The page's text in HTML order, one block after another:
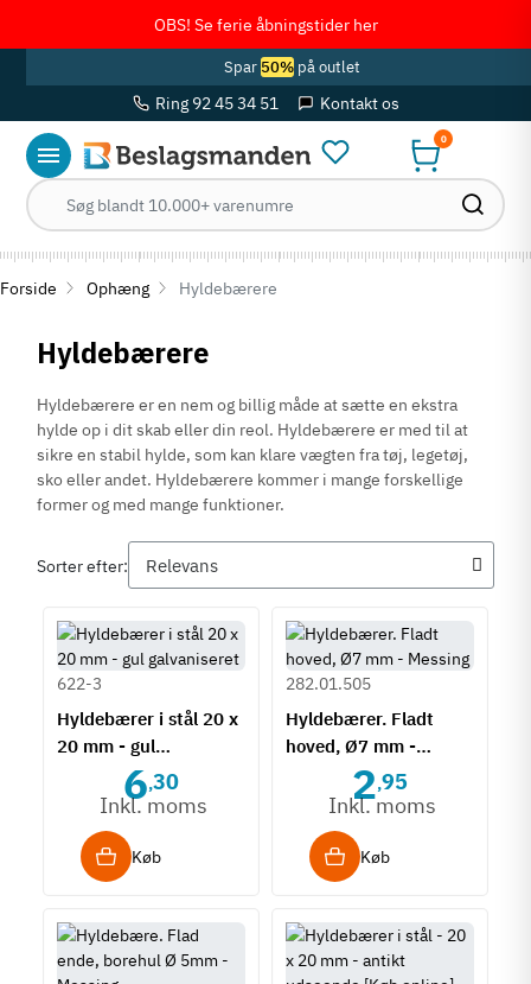
OBS! Se ferie åbningstider her
Spar 50%på outlet
Ring 92 45 34 51 Kontakt os
0
Forside Ophæng Hyldebærere
Hyldebærere
Hyldebærere er en nem og billig måde at sætte en ekstra
hylde op i dit skab eller din reol. Hyldebærere er med til at
sikre en stabil hylde, som kan klare vægten fra tøj, legetøj,
sko eller andet. Hyldebærere kommer i mange forskellige
former og med mange funktioner.
Sorter efter:
Hyldebærer i stål 20 x
20 mm - gul
galvaniseret
622-3
6,30
Inkl. moms
Køb
Hyldebærer. Fladt
hoved, Ø7 mm -
282.01.505
2,95
Inkl. moms
Køb